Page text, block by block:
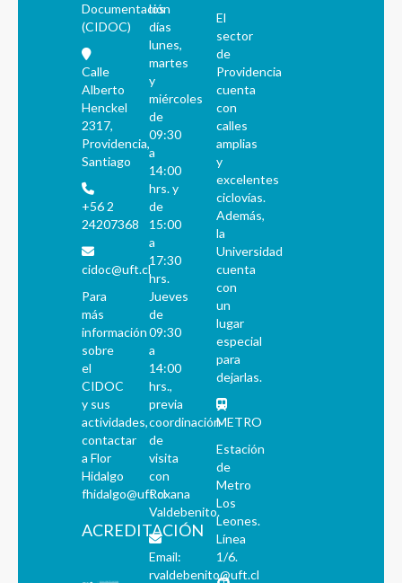
Documentación
(CIDOC)
Calle
Alberto
Henckel
2317,
Providencia,
Santiago
+56 2
24207368
cidoc@uft.cl
Para
más
información
sobre
el
CIDOC
y sus
actividades,
contactar
a Flor
Hidalgo
fhidalgo@uft.cl
ACREDITACIÓN
los
días
lunes,
martes
y
miércoles
de
09:30
a
14:00
hrs. y
de
15:00
a
17:30
hrs.
Jueves
de
09:30
a
14:00
hrs.,
previa
coordinación
de
visita
con
Roxana
Valdebenito.
Email:
rvaldebenito@uft.cl
El
sector
de
Providencia
cuenta
con
calles
amplias
y
excelentes
ciclovías.
Además,
la
Universidad
cuenta
con
un
lugar
especial
para
dejarlas.
METRO
Estación
de
Metro
Los
Leones.
Línea
1/6.